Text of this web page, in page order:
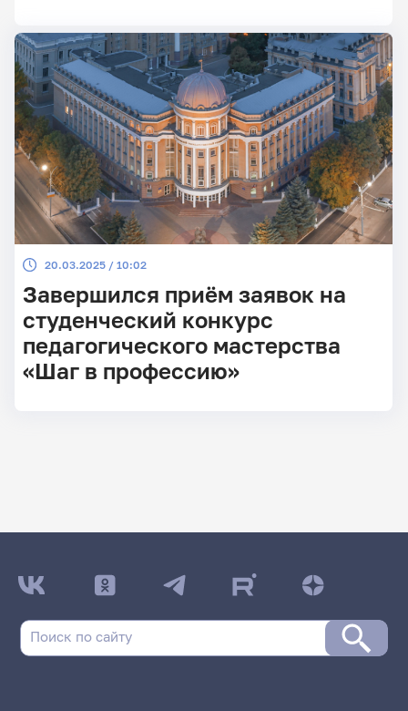
20.03.2025 / 10:02
Завершился приём заявок на
студенческий конкурс
педагогического мастерства
«Шаг в профессию»